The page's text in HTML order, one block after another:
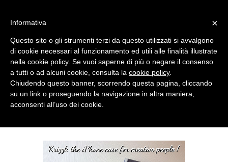
MONDAY, APRIL 14, 2014
×
Informativa
Questo sito o gli strumenti terzi da questo utilizzati si avvalgono
di cookie necessari al funzionamento ed utili alle finalità illustrate
nella cookie policy. Se vuoi saperne di più o negare il consenso
a tutti o ad alcuni cookie, consulta la cookie policy.
Chiudendo questo banner, scorrendo questa pagina, cliccando
su un link o proseguendo la navigazione in altra maniera,
acconsenti all’uso dei cookie.